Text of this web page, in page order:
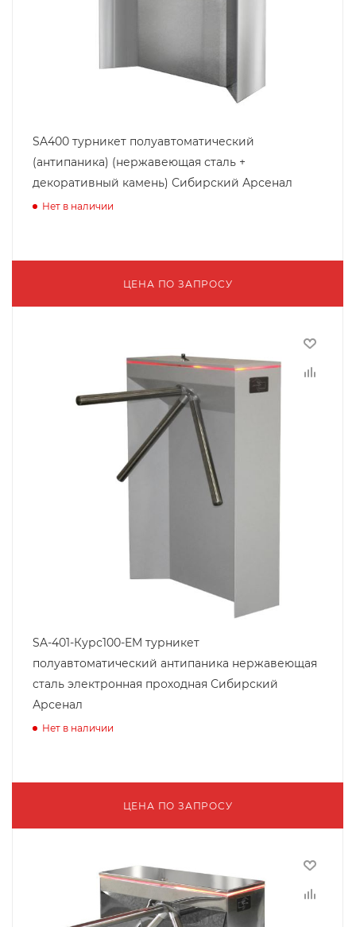
SA400 турникет полуавтоматический
(антипаника) (нержавеющая сталь +
декоративный камень) Сибирский Арсенал
Нет в наличии
ЦЕНА ПО ЗАПРОСУ
SA-401-Курс100-EM турникет
полуавтоматический антипаника нержавеющая
сталь электронная проходная Сибирский
Арсенал
Нет в наличии
ЦЕНА ПО ЗАПРОСУ